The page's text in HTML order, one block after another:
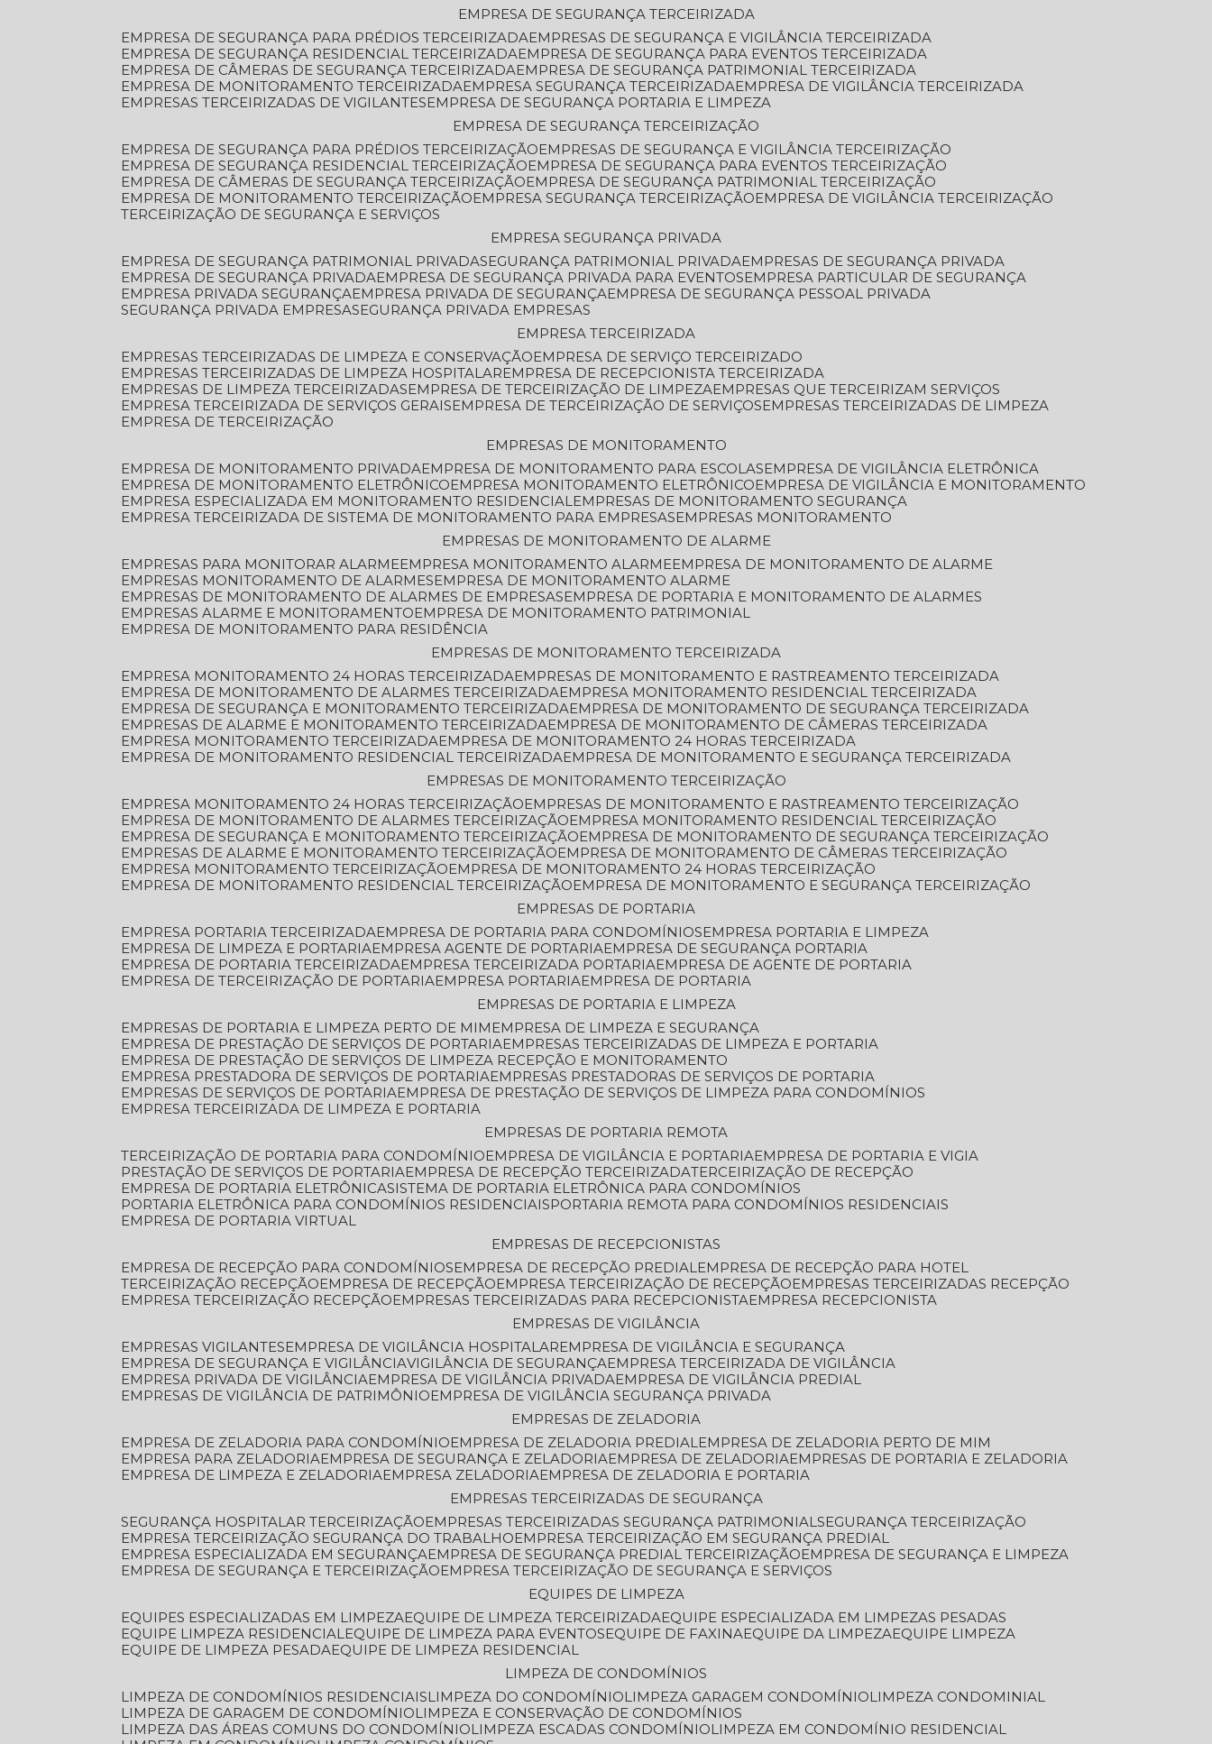
EMPRESA DE SEGURANÇA TERCEIRIZADA
EMPRESA DE SEGURANÇA PARA PRÉDIOS TERCEIRIZADA
EMPRESAS DE SEGURANÇA E VIGILÂNCIA TERCEIRIZADA
EMPRESA DE SEGURANÇA RESIDENCIAL TERCEIRIZADA
EMPRESA DE SEGURANÇA PARA EVENTOS TERCEIRIZADA
EMPRESA DE CÂMERAS DE SEGURANÇA TERCEIRIZADA
EMPRESA DE SEGURANÇA PATRIMONIAL TERCEIRIZADA
EMPRESA DE MONITORAMENTO TERCEIRIZADA
EMPRESA SEGURANÇA TERCEIRIZADA
EMPRESA DE VIGILÂNCIA TERCEIRIZADA
EMPRESAS TERCEIRIZADAS DE VIGILANTES
EMPRESA DE SEGURANÇA PORTARIA E LIMPEZA
EMPRESA DE SEGURANÇA TERCEIRIZAÇÃO
EMPRESA DE SEGURANÇA PARA PRÉDIOS TERCEIRIZAÇÃO
EMPRESAS DE SEGURANÇA E VIGILÂNCIA TERCEIRIZAÇÃO
EMPRESA DE SEGURANÇA RESIDENCIAL TERCEIRIZAÇÃO
EMPRESA DE SEGURANÇA PARA EVENTOS TERCEIRIZAÇÃO
EMPRESA DE CÂMERAS DE SEGURANÇA TERCEIRIZAÇÃO
EMPRESA DE SEGURANÇA PATRIMONIAL TERCEIRIZAÇÃO
EMPRESA DE MONITORAMENTO TERCEIRIZAÇÃO
EMPRESA SEGURANÇA TERCEIRIZAÇÃO
EMPRESA DE VIGILÂNCIA TERCEIRIZAÇÃO
TERCEIRIZAÇÃO DE SEGURANÇA E SERVIÇOS
EMPRESA SEGURANÇA PRIVADA
EMPRESA DE SEGURANÇA PATRIMONIAL PRIVADA SEGURANÇA PATRIMONIAL PRIVADA
EMPRESAS DE SEGURANÇA PRIVADA
EMPRESA DE SEGURANÇA PRIVADA
EMPRESA DE SEGURANÇA PRIVADA PARA EVENTOS
EMPRESA PARTICULAR DE SEGURANÇA
EMPRESA PRIVADA SEGURANÇA
EMPRESA PRIVADA DE SEGURANÇA
EMPRESA DE SEGURANÇA PESSOAL PRIVADA
SEGURANÇA PRIVADA EMPRESA SEGURANÇA PRIVADA EMPRESAS
EMPRESA TERCEIRIZADA
EMPRESAS TERCEIRIZADAS DE LIMPEZA E CONSERVAÇÃO
EMPRESA DE SERVIÇO TERCEIRIZADO
EMPRESAS TERCEIRIZADAS DE LIMPEZA HOSPITALAR
EMPRESA DE RECEPCIONISTA TERCEIRIZADA
EMPRESAS DE LIMPEZA TERCEIRIZADAS
EMPRESA DE TERCEIRIZAÇÃO DE LIMPEZA
EMPRESAS QUE TERCEIRIZAM SERVIÇOS
EMPRESA TERCEIRIZADA DE SERVIÇOS GERAIS
EMPRESA DE TERCEIRIZAÇÃO DE SERVIÇOS
EMPRESAS TERCEIRIZADAS DE LIMPEZA
EMPRESA DE TERCEIRIZAÇÃO
EMPRESAS DE MONITORAMENTO
EMPRESA DE MONITORAMENTO PRIVADA
EMPRESA DE MONITORAMENTO PARA ESCOLAS
EMPRESA DE VIGILÂNCIA ELETRÔNICA
EMPRESA DE MONITORAMENTO ELETRÔNICO
EMPRESA MONITORAMENTO ELETRÔNICO
EMPRESA DE VIGILÂNCIA E MONITORAMENTO
EMPRESA ESPECIALIZADA EM MONITORAMENTO RESIDENCIAL
EMPRESAS DE MONITORAMENTO SEGURANÇA
EMPRESA TERCEIRIZADA DE SISTEMA DE MONITORAMENTO PARA EMPRESAS
EMPRESAS MONITORAMENTO
EMPRESAS DE MONITORAMENTO DE ALARME
EMPRESAS PARA MONITORAR ALARME
EMPRESA MONITORAMENTO ALARME
EMPRESA DE MONITORAMENTO DE ALARME
EMPRESAS MONITORAMENTO DE ALARMES
EMPRESA DE MONITORAMENTO ALARME
EMPRESAS DE MONITORAMENTO DE ALARMES DE EMPRESAS
EMPRESA DE PORTARIA E MONITORAMENTO DE ALARMES
EMPRESAS ALARME E MONITORAMENTO
EMPRESA DE MONITORAMENTO PATRIMONIAL
EMPRESA DE MONITORAMENTO PARA RESIDÊNCIA
EMPRESAS DE MONITORAMENTO TERCEIRIZADA
EMPRESA MONITORAMENTO 24 HORAS TERCEIRIZADA
EMPRESAS DE MONITORAMENTO E RASTREAMENTO TERCEIRIZADA
EMPRESA DE MONITORAMENTO DE ALARMES TERCEIRIZADA
EMPRESA MONITORAMENTO RESIDENCIAL TERCEIRIZADA
EMPRESA DE SEGURANÇA E MONITORAMENTO TERCEIRIZADA
EMPRESA DE MONITORAMENTO DE SEGURANÇA TERCEIRIZADA
EMPRESAS DE ALARME E MONITORAMENTO TERCEIRIZADA
EMPRESA DE MONITORAMENTO DE CÂMERAS TERCEIRIZADA
EMPRESA MONITORAMENTO TERCEIRIZADA
EMPRESA DE MONITORAMENTO 24 HORAS TERCEIRIZADA
EMPRESA DE MONITORAMENTO RESIDENCIAL TERCEIRIZADA
EMPRESA DE MONITORAMENTO E SEGURANÇA TERCEIRIZADA
EMPRESAS DE MONITORAMENTO TERCEIRIZAÇÃO
EMPRESA MONITORAMENTO 24 HORAS TERCEIRIZAÇÃO
EMPRESAS DE MONITORAMENTO E RASTREAMENTO TERCEIRIZAÇÃO
EMPRESA DE MONITORAMENTO DE ALARMES TERCEIRIZAÇÃO
EMPRESA MONITORAMENTO RESIDENCIAL TERCEIRIZAÇÃO
EMPRESA DE SEGURANÇA E MONITORAMENTO TERCEIRIZAÇÃO
EMPRESA DE MONITORAMENTO DE SEGURANÇA TERCEIRIZAÇÃO
EMPRESAS DE ALARME E MONITORAMENTO TERCEIRIZAÇÃO
EMPRESA DE MONITORAMENTO DE CÂMERAS TERCEIRIZAÇÃO
EMPRESA MONITORAMENTO TERCEIRIZAÇÃO
EMPRESA DE MONITORAMENTO 24 HORAS TERCEIRIZAÇÃO
EMPRESA DE MONITORAMENTO RESIDENCIAL TERCEIRIZAÇÃO
EMPRESA DE MONITORAMENTO E SEGURANÇA TERCEIRIZAÇÃO
EMPRESAS DE PORTARIA
EMPRESA PORTARIA TERCEIRIZADA
EMPRESA DE PORTARIA PARA CONDOMÍNIOS
EMPRESA PORTARIA E LIMPEZA
EMPRESA DE LIMPEZA E PORTARIA
EMPRESA AGENTE DE PORTARIA
EMPRESA DE SEGURANÇA PORTARIA
EMPRESA DE PORTARIA TERCEIRIZADA
EMPRESA TERCEIRIZADA PORTARIA
EMPRESA DE AGENTE DE PORTARIA
EMPRESA DE TERCEIRIZAÇÃO DE PORTARIA
EMPRESA PORTARIA
EMPRESA DE PORTARIA
EMPRESAS DE PORTARIA E LIMPEZA
EMPRESAS DE PORTARIA E LIMPEZA PERTO DE MIM
EMPRESA DE LIMPEZA E SEGURANÇA
EMPRESA DE PRESTAÇÃO DE SERVIÇOS DE PORTARIA
EMPRESAS TERCEIRIZADAS DE LIMPEZA E PORTARIA
EMPRESA DE PRESTAÇÃO DE SERVIÇOS DE LIMPEZA RECEPÇÃO E MONITORAMENTO
EMPRESA PRESTADORA DE SERVIÇOS DE PORTARIA
EMPRESAS PRESTADORAS DE SERVIÇOS DE PORTARIA
EMPRESAS DE SERVIÇOS DE PORTARIA
EMPRESA DE PRESTAÇÃO DE SERVIÇOS DE LIMPEZA PARA CONDOMÍNIOS
EMPRESA TERCEIRIZADA DE LIMPEZA E PORTARIA
EMPRESAS DE PORTARIA REMOTA
TERCEIRIZAÇÃO DE PORTARIA PARA CONDOMÍNIO
EMPRESA DE VIGILÂNCIA E PORTARIA
EMPRESA DE PORTARIA E VIGIA
PRESTAÇÃO DE SERVIÇOS DE PORTARIA
EMPRESA DE RECEPÇÃO TERCEIRIZADA TERCEIRIZAÇÃO DE RECEPÇÃO
EMPRESA DE PORTARIA ELETRÔNICA SISTEMA DE PORTARIA ELETRÔNICA PARA CONDOMÍNIOS
PORTARIA ELETRÔNICA PARA CONDOMÍNIOS RESIDENCIAIS
PORTARIA REMOTA PARA CONDOMÍNIOS RESIDENCIAIS
EMPRESA DE PORTARIA VIRTUAL
EMPRESAS DE RECEPCIONISTAS
EMPRESA DE RECEPÇÃO PARA CONDOMÍNIOS
EMPRESA DE RECEPÇÃO PREDIAL
EMPRESA DE RECEPÇÃO PARA HOTEL
TERCEIRIZAÇÃO RECEPÇÃO
EMPRESA DE RECEPÇÃO EMPRESA TERCEIRIZAÇÃO DE RECEPÇÃO
EMPRESAS TERCEIRIZADAS RECEPÇÃO
EMPRESA TERCEIRIZAÇÃO RECEPÇÃO
EMPRESAS TERCEIRIZADAS PARA RECEPCIONISTA
EMPRESA RECEPCIONISTA
EMPRESAS DE VIGILÂNCIA
EMPRESAS VIGILANTES
EMPRESA DE VIGILÂNCIA HOSPITALAR
EMPRESA DE VIGILÂNCIA E SEGURANÇA
EMPRESA DE SEGURANÇA E VIGILÂNCIA VIGILÂNCIA DE SEGURANÇA
EMPRESA TERCEIRIZADA DE VIGILÂNCIA
EMPRESA PRIVADA DE VIGILÂNCIA
EMPRESA DE VIGILÂNCIA PRIVADA
EMPRESA DE VIGILÂNCIA PREDIAL
EMPRESAS DE VIGILÂNCIA DE PATRIMÔNIO
EMPRESA DE VIGILÂNCIA SEGURANÇA PRIVADA
EMPRESAS DE ZELADORIA
EMPRESA DE ZELADORIA PARA CONDOMÍNIO
EMPRESA DE ZELADORIA PREDIAL
EMPRESA DE ZELADORIA PERTO DE MIM
EMPRESA PARA ZELADORIA
EMPRESA DE SEGURANÇA E ZELADORIA EMPRESA DE ZELADORIA
EMPRESAS DE PORTARIA E ZELADORIA
EMPRESA DE LIMPEZA E ZELADORIA
EMPRESA ZELADORIA
EMPRESA DE ZELADORIA E PORTARIA
EMPRESAS TERCEIRIZADAS DE SEGURANÇA
SEGURANÇA HOSPITALAR TERCEIRIZAÇÃO
EMPRESAS TERCEIRIZADAS SEGURANÇA PATRIMONIAL SEGURANÇA TERCEIRIZAÇÃO
EMPRESA TERCEIRIZAÇÃO SEGURANÇA DO TRABALHO
EMPRESA TERCEIRIZAÇÃO EM SEGURANÇA PREDIAL
EMPRESA ESPECIALIZADA EM SEGURANÇA
EMPRESA DE SEGURANÇA PREDIAL TERCEIRIZAÇÃO
EMPRESA DE SEGURANÇA E LIMPEZA
EMPRESA DE SEGURANÇA E TERCEIRIZAÇÃO
EMPRESA TERCEIRIZAÇÃO DE SEGURANÇA E SERVIÇOS
EQUIPES DE LIMPEZA
EQUIPES ESPECIALIZADAS EM LIMPEZA EQUIPE DE LIMPEZA TERCEIRIZADA EQUIPE ESPECIALIZADA EM LIMPEZAS PESADAS
EQUIPE LIMPEZA RESIDENCIAL EQUIPE DE LIMPEZA PARA EVENTOS EQUIPE DE FAXINA EQUIPE DA LIMPEZA EQUIPE LIMPEZA
EQUIPE DE LIMPEZA PESADA EQUIPE DE LIMPEZA RESIDENCIAL
LIMPEZA DE CONDOMÍNIOS
LIMPEZA DE CONDOMÍNIOS RESIDENCIAIS
LIMPEZA DO CONDOMÍNIO LIMPEZA GARAGEM CONDOMÍNIO
LIMPEZA CONDOMINIAL
LIMPEZA DE GARAGEM DE CONDOMÍNIO
LIMPEZA E CONSERVAÇÃO DE CONDOMÍNIOS
LIMPEZA DAS ÁREAS COMUNS DO CONDOMÍNIO
LIMPEZA ESCADAS CONDOMÍNIO
LIMPEZA EM CONDOMÍNIO RESIDENCIAL